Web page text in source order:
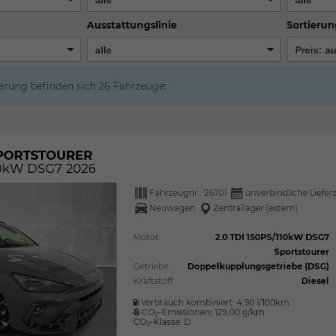
Ausstattungslinie
befinden sich 26 Fahrzeuge:
DSG7 2026
Fahrzeugnr.: 26701
unverbindliche
Neuwagen
Zentrallager (extern)
Motor
2.0 TDI 150PS/110kW DSG7
Sportstourer
Getriebe
Doppelkupplungsgetriebe (DSG)
Kraftstoff
Diesel
Verbrauch kombiniert: 4,90 l/100km
CO2-Emissionen: 129,00 g/km
CO2-Klasse: D